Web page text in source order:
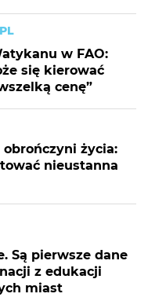
w FAO:
się kierować
cenę”
obrończyni życia:
nieustanna
Są pierwsze dane
z edukacji
miast